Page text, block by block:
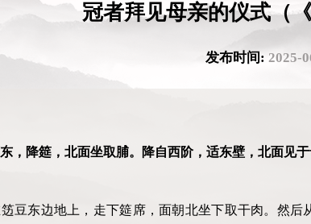
冠者拜见母亲的仪式（
发布时间: 2025-
，降筵，北面坐取脯。降自西阶，适东壁，北面见
豆东边地上，走下筵席，面朝北坐下取干肉。然